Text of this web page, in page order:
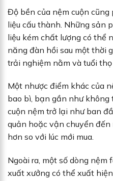
Độ bền của nệm cuộn
liệu cấu thành. Những sản
liệu kém chất lượng có thể
năng đàn hồi sau một thời
trải nghiệm nằm và tuổi thọ
Một nhược điểm khác của
bao bì, bạn gần như
cuộn nệm trở lại như ban
quản hoặc vận chuyển
hơn so với lúc mới mua.
Ngoài ra, một số dòng nệm
xuất xưởng có thể xuất